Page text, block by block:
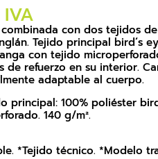
con dos tejidos
Tejido principal bird´s
con tejido
de refuerzo en su interior.
adaptable al cuerpo.
principal: 100% poliéster
140 g/m².
*Tejido técnico. *Modelo